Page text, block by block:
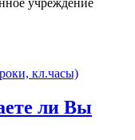
кл.часы)
ли Вы